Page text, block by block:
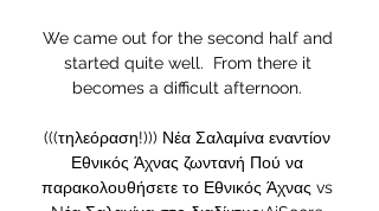
We came out for the second half and
started quite well.  From there it
becomes a difficult afternoon.
(((τηλεόραση!))) Νέα Σαλαμίνα εναντίον
Εθνικός Άχνας ζωντανή Πού να
παρακολουθήσετε το Εθνικός Άχνας vs